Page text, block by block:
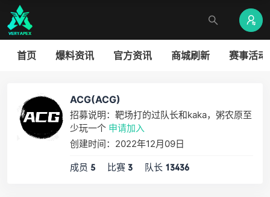
首页 爆料资讯 官方资讯 商城刷新 赛事活动
ACG(ACG)
招募说明：靶场打的过队长和kaka，粥农原至
少玩一个 申请加入
创建时间：2022年12月09日
成员 5 比赛 3 队长 13436